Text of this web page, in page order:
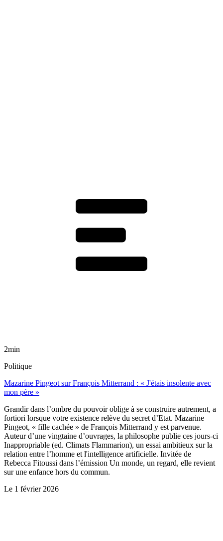
2min
Politique
Mazarine Pingeot sur François Mitterrand : « J'étais insolente avec
mon père »
Grandir dans l’ombre du pouvoir oblige à se construire autrement, a
fortiori lorsque votre existence relève du secret d’Etat. Mazarine
Pingeot, « fille cachée » de François Mitterrand y est parvenue.
Auteur d’une vingtaine d’ouvrages, la philosophe publie ces jours-ci
Inappropriable (ed. Climats Flammarion), un essai ambitieux sur la
relation entre l’homme et l'intelligence artificielle. Invitée de
Rebecca Fitoussi dans l’émission Un monde, un regard, elle revient
sur une enfance hors du commun.
Le 1 février 2026